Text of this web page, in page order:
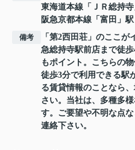
東海道本線 「 ＪＲ総持寺
阪急京都本線 「 富田 」
備考
「第2西田荘」のここ
急総持寺駅前店まで徒
もポイント。こちらの
徒歩3分で利用できる駅
る賃貸情報のことなら
さい。当社は、多種多
す。ご要望や不明な点
連絡下さい。